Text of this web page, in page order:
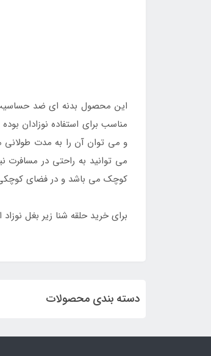
این محصول بدنه ای ضد
مناسب برای استفاده نوزادان
و می توان آن را به مدت طولانی
می توانید به راحتی در مسافرت
کوچک می باشد و در فضای کوچکی
برای خرید حلقه شنا زیر بغل
دسته بندی محصولات